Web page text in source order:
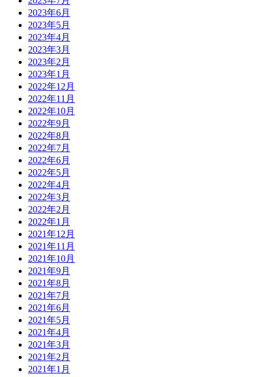
2023年6月
2023年5月
2023年4月
2023年3月
2023年2月
2023年1月
2022年12月
2022年11月
2022年10月
2022年9月
2022年8月
2022年7月
2022年6月
2022年5月
2022年4月
2022年3月
2022年2月
2022年1月
2021年12月
2021年11月
2021年10月
2021年9月
2021年8月
2021年7月
2021年6月
2021年5月
2021年4月
2021年3月
2021年2月
2021年1月